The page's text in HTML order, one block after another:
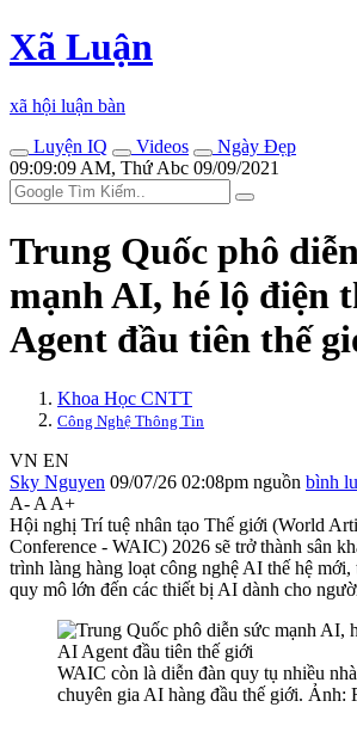
Xã Luận
xã hội luận bàn
Luyện IQ
Videos
Ngày Đẹp
09:09:09 AM, Thứ Abc 09/09/2021
Trung Quốc phô
mạnh AI, hé lộ điện
Agent đầu tiên thế
Khoa Học CNTT
Công Nghệ Thông Tin
VN EN
Sky Nguyen 09/07/26 02:08pm nguồn bình
A- A A+
Hội nghị Trí tuệ nhân tạo Thế giới (World
Conference - WAIC) 2026 sẽ trở thành sân
trình làng hàng loạt công nghệ AI thế hệ mới,
quy mô lớn đến các thiết bị AI dành cho
WAIC còn là diễn đàn quy tụ nhiều
chuyên gia AI hàng đầu thế giới. Ảnh: